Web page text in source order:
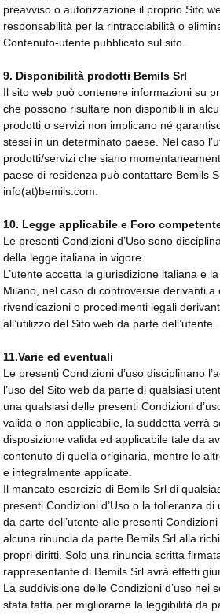
preavviso o autorizzazione il proprio Sito
responsabilità per la rintracciabilità o
Contenuto-utente pubblicato sul sito.
9. Disponibilità prodotti Bemils Srl
Il sito web può contenere informazioni su
che possono risultare non disponibili in
prodotti o servizi non implicano né
stessi in un determinato paese. Nel caso
prodotti/servizi che siano
paese di residenza può contattare Bemils
info(at)bemils.com.
10. Legge applicabile e Foro
Le presenti Condizioni d’Uso sono
della legge italiana in vigore.
L’utente accetta la giurisdizione italiana e
Milano, nel caso di controversie derivanti a
rivendicazioni o procedimenti legali
all’utilizzo del Sito web da parte dell’utente.
11.Varie ed eventuali
Le presenti Condizioni d’uso disciplinano
l’uso del Sito web da parte di qualsiasi
una qualsiasi delle presenti Condizioni
valida o non applicabile, la suddetta verrà
disposizione valida ed applicabile tale da
contenuto di quella originaria, mentre le
e integralmente applicate.
Il mancato esercizio di Bemils Srl di
presenti Condizioni d’Uso o la tolleranza
da parte dell’utente alle presenti
alcuna rinuncia da parte Bemils Srl alla
propri diritti. Solo una rinuncia scritta
rappresentante di Bemils Srl avrà effetti
La suddivisione delle Condizioni d’uso nei
stata fatta per migliorarne la leggibilità da